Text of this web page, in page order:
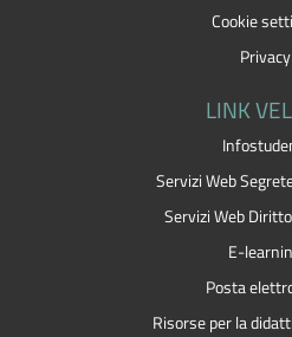
Cookie
Privacy
LINK
Servizi Web
Servizi Web
E-
Posta
Risorse per la